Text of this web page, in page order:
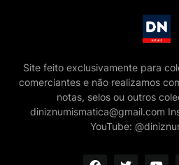
Site feito exclusivamente para
comerciantes e não realizamos
notas, selos ou outros
diniznumismatica@gmail.com
YouTube: